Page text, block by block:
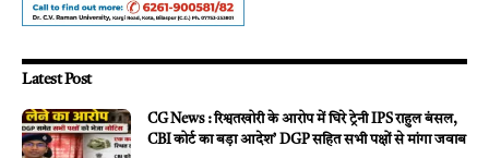
Latest Post
CG News : रिश्वतखोरी के आरोप में घिरे ट्रेनी IPS राहुल बंसल,
CBI कोर्ट का बड़ा आदेश’ DGP सहित सभी पक्षों से मांगा जवाब